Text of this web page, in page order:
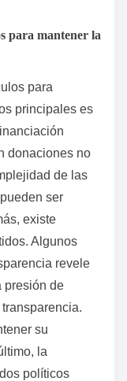
para mantener la
para
principales es
donaciones no
de las
ser
existe
Algunos
revele
presión de
su
la
políticos